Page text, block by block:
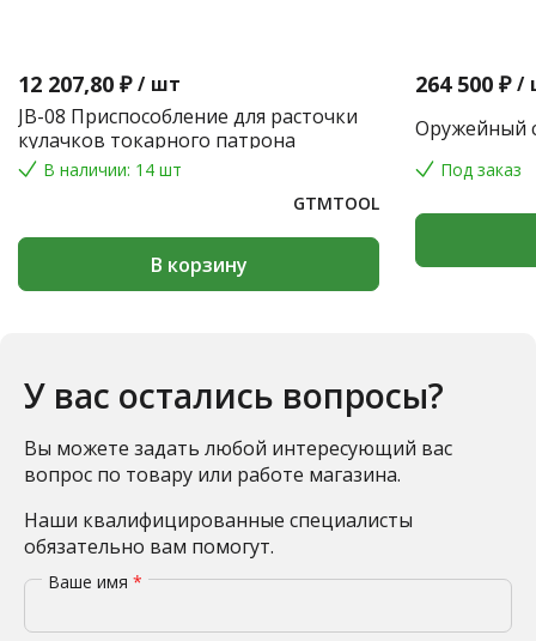
12 207,80 ₽ / шт
JB-08 Приспособление для расточки
кулачков токарного патрона
В наличии: 14 шт
GTMTOOL
В корзину
264 500 ₽ /
Оружейный
Под заказ
У вас остались вопросы?
Вы можете задать любой интересующий вас
вопрос по товару или работе магазина.
Наши квалифицированные специалисты
обязательно вам помогут.
Ваше имя *